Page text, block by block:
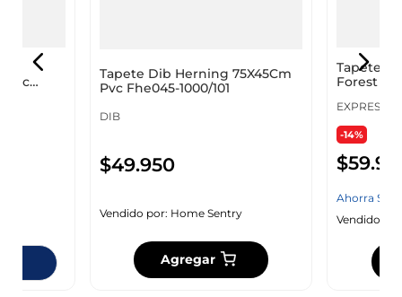
Pvc
Tapete Dib Herning 75X45Cm
Pvc Fhe045-1000/101
DIB
$49.950
Vendido por: Home Sentry
Agregar
Tapete
Forest
-14%
$59.
Ahorra$
Vendido